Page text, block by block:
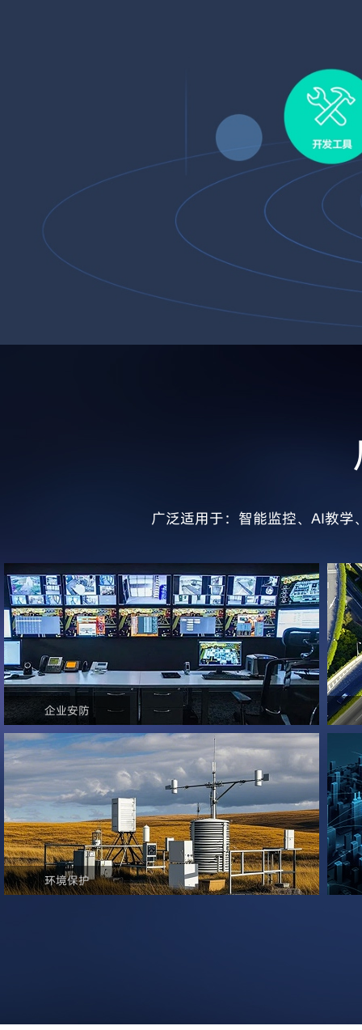
广泛适用于：智能监控、AI教
企业安防
环境保护